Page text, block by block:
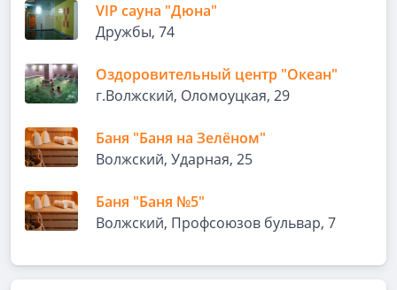
VIP сауна "Дюна"
Дружбы, 74
Оздоровительный центр "Океан"
г.Волжский, Оломоуцкая, 29
Баня "Баня на Зелёном"
Волжский, Ударная, 25
Баня "Баня №5"
Волжский, Профсоюзов бульвар, 7